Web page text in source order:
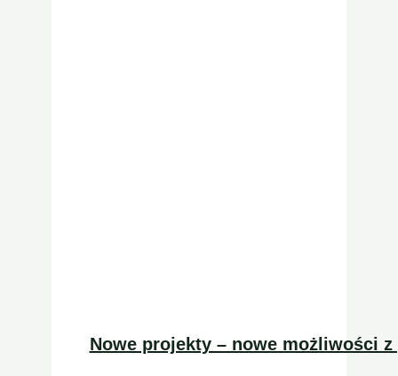
Nowe projekty – nowe możliwości